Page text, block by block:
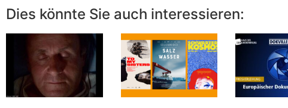
Dies könnte Sie auch interessieren: